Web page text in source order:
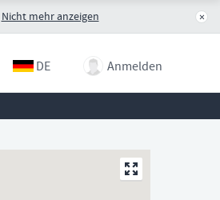
×
Nicht mehr anzeigen
DE Anmelden